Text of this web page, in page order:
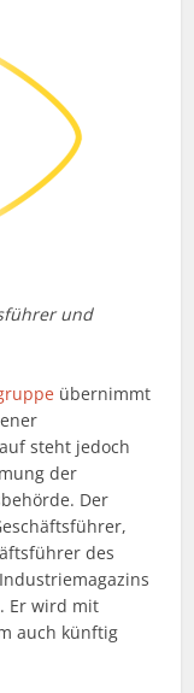
und
übernimmt
steht jedoch
der
Der
des
Er wird mit
auch künftig